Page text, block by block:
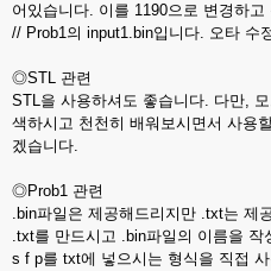
어있습니다. 이를 1190으로 변경하
// Prob1의 input1.bin입니다. 오타 수
◎STL 관련
STL을 사용하셔도 좋습니다. 다만,
색하시고 천천히 배워보시면서 사용
겠습니다.
◎Prob1 관련
.bin파일은 제공해드리지만 .txt는 제
.txt를 만드시고 .bin파일의 이름을 작
s f p를 txt에 넣으시는 형식을 직접